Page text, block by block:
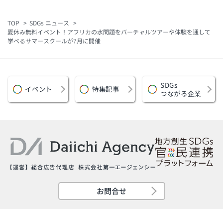
TOP
SDGs ニュース
夏休み無料イベント！アフリカの水問題をバーチャルツアーや体験を通して
学べるサマースクールが7月に開催
イベント 特集記事
SDGs
つながる企業
お問合せ